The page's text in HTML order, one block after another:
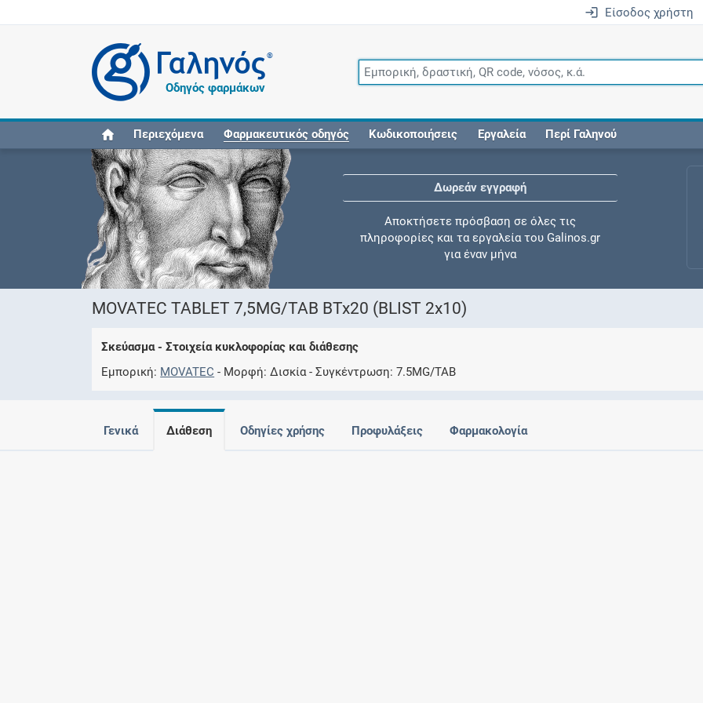
Είσοδος χρήστη
®
Οδηγός φαρμάκων
Περιεχόμενα Φαρμακευτικός οδηγός Κωδικοποιήσεις Εργαλεία Περί Γαληνού
Δωρεάν εγγραφή
Αποκτήσετε πρόσβαση σε όλες τις
πληροφορίες και τα εργαλεία του Galinos.gr
για έναν μήνα
Ελέγξτε την αγωγή σας για αντενδείξεις και
MOVATEC TABLET 7,5MG/TAB BTx20 (BLIST 2x10)
Σκεύασμα - Στοιχεία κυκλοφορίας και διάθεσης
Εμπορική MOVATEC Μορφή Δισκία Συγκέντρωση 7.5MG/TAB
Γενικά Διάθεση Οδηγίες χρήσης Προφυλάξεις Φαρμακολογία